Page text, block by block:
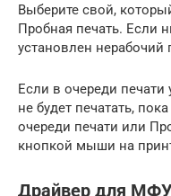
Выберите свой,
Пробная печать. Если
установлен нерабочий
Если в очереди печати
не будет печатать,
очереди печати или
кнопкой мыши на
Драйвер для МФУ